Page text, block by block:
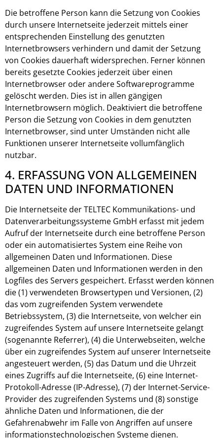
Die betroffene Person kann die Setzung von Cookies
durch unsere Internetseite jederzeit mittels einer
entsprechenden Einstellung des genutzten
Internetbrowsers verhindern und damit der Setzung
von Cookies dauerhaft widersprechen. Ferner können
bereits gesetzte Cookies jederzeit über einen
Internetbrowser oder andere Softwareprogramme
gelöscht werden. Dies ist in allen gängigen
Internetbrowsern möglich. Deaktiviert die betroffene
Person die Setzung von Cookies in dem genutzten
Internetbrowser, sind unter Umständen nicht alle
Funktionen unserer Internetseite vollumfänglich
nutzbar.
4. ERFASSUNG VON ALLGEMEINEN
DATEN UND INFORMATIONEN
Die Internetseite der TELTEC Kommunikations- und
Datenverarbeitungssysteme GmbH erfasst mit jedem
Aufruf der Internetseite durch eine betroffene Person
oder ein automatisiertes System eine Reihe von
allgemeinen Daten und Informationen. Diese
allgemeinen Daten und Informationen werden in den
Logfiles des Servers gespeichert. Erfasst werden können
die (1) verwendeten Browsertypen und Versionen, (2)
das vom zugreifenden System verwendete
Betriebssystem, (3) die Internetseite, von welcher ein
zugreifendes System auf unsere Internetseite gelangt
(sogenannte Referrer), (4) die Unterwebseiten, welche
über ein zugreifendes System auf unserer Internetseite
angesteuert werden, (5) das Datum und die Uhrzeit
eines Zugriffs auf die Internetseite, (6) eine Internet-
Protokoll-Adresse (IP-Adresse), (7) der Internet-Service-
Provider des zugreifenden Systems und (8) sonstige
ähnliche Daten und Informationen, die der
Gefahrenabwehr im Falle von Angriffen auf unsere
informationstechnologischen Systeme dienen.